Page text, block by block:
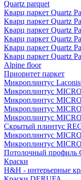
Quartz parquet
Кварц паркет Quartz
Кварц паркет Quartz
Кварц паркет Quartz
Кварц паркет Quartz
Кварц паркет Quartz
Кварц паркет Quartz
Alpine floor
Приоритет паркет
Микроплинтус
Микроплинтус
Микроплинтус
Микроплинтус
Микроплинтус
Скрытый плинтус
Микроплинтус
Микроплинтус
Потолочный профиль
Краски
H&H - интерьерные